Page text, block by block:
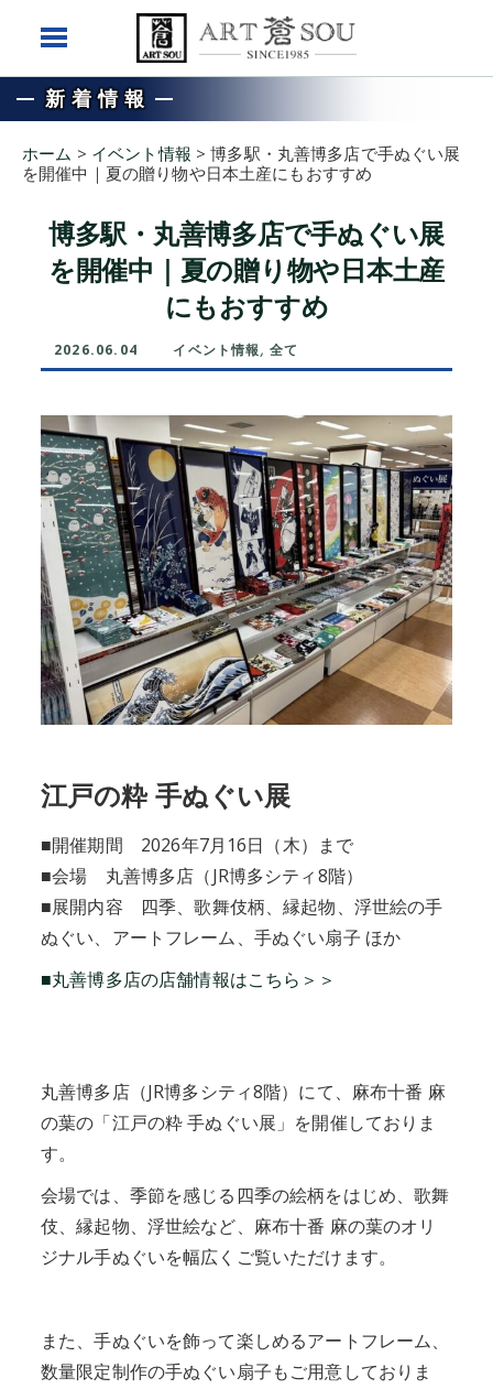
新着情報
ホーム > イベント情報 >博多駅・丸善博多店で手ぬぐい展
を開催中｜夏の贈り物や日本土産にもおすすめ
博多駅・丸善博多店で手ぬぐい展
を開催中｜夏の贈り物や日本土産
にもおすすめ
2026.06.04 イベント情報, 全て
江戸の粋 手ぬぐい展
■開催期間 2026年7月16日（木）まで
■会場 丸善博多店（JR博多シティ8階）
■展開内容 四季、歌舞伎柄、縁起物、浮世絵の手
ぬぐい、アートフレーム、手ぬぐい扇子 ほか
■丸善博多店の店舗情報はこちら＞＞
丸善博多店（JR博多シティ8階）にて、麻布十番 麻
の葉の「江戸の粋 手ぬぐい展」を開催しておりま
す。
会場では、季節を感じる四季の絵柄をはじめ、歌舞
伎、縁起物、浮世絵など、麻布十番 麻の葉のオリ
ジナル手ぬぐいを幅広くご覧いただけます。
また、手ぬぐいを飾って楽しめるアートフレーム、
数量限定制作の手ぬぐい扇子もご用意しておりま